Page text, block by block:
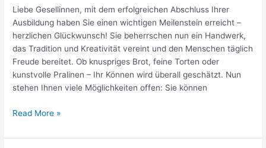
Liebe Gesellinnen, mit dem erfolgreichen Abschluss Ihrer
Ausbildung haben Sie einen wichtigen Meilenstein erreicht –
herzlichen Glückwunsch! Sie beherrschen nun ein Handwerk,
das Tradition und Kreativität vereint und den Menschen täglich
Freude bereitet. Ob knuspriges Brot, feine Torten oder
kunstvolle Pralinen – Ihr Können wird überall geschätzt. Nun
stehen Ihnen viele Möglichkeiten offen: Sie können
Read More »